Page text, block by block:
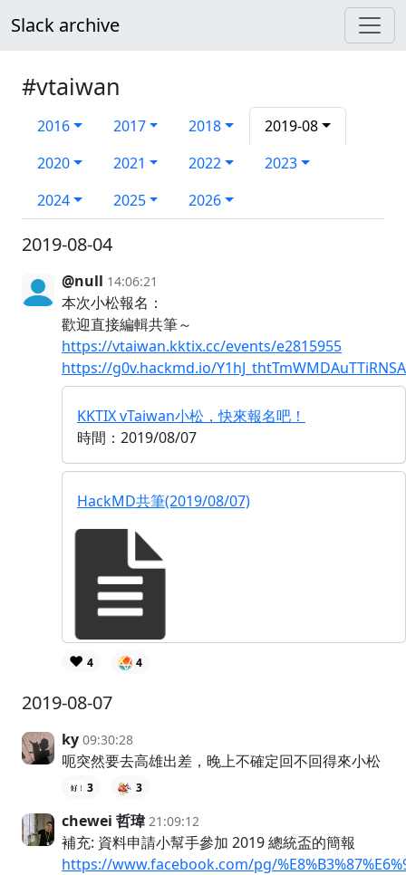
Slack archive
#vtaiwan
2016 2017 2018
2019-08
2020
2021 2022
2023
2024
2025 2026
2019-08-04
@null 14:06:21
本次小松報名：
歡迎直接編輯共筆～
https://vtaiwan.kktix.cc/events/e2815955
https://g0v.hackmd.io/Y1hJ_thtTmWMDAuTTiRNSA
KKTIX vTaiwan小松，快來報名吧！
時間：2019/08/07
HackMD共筆(2019/08/07)
❤️ 4 4
2019-08-07
ky 09:30:28
呃突然要去高雄出差，晚上不確定回不回得來小松
3 3
chewei 哲瑋 21:09:12
補充: 資料申請小幫手參加 2019 總統盃的簡報
https://www.facebook.com/pg/